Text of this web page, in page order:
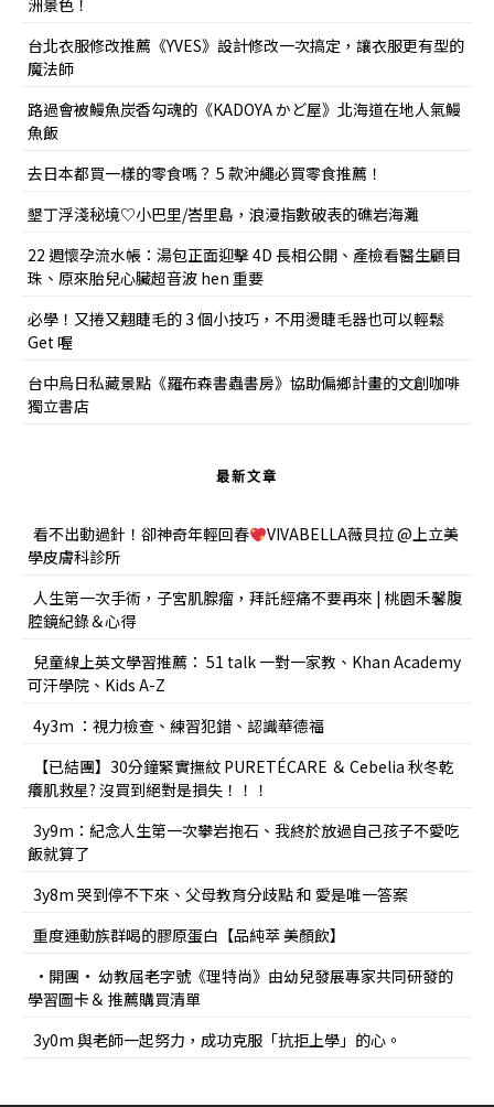
洲景色！
台北衣服修改推薦《YVES》設計修改一次搞定，讓衣服更有型的
魔法師
路過會被鰻魚炭香勾魂的《KADOYA かど屋》北海道在地人氣鰻
魚飯
去日本都買一樣的零食嗎？ 5 款沖繩必買零食推薦！
墾丁浮淺秘境♡小巴里/峇里島，浪漫指數破表的礁岩海灘
22 週懷孕流水帳：湯包正面迎擊 4D 長相公開、產檢看醫生顧目
珠、原來胎兒心臟超音波 hen 重要
必學！又捲又翹睫毛的 3 個小技巧，不用燙睫毛器也可以輕鬆
Get 喔
台中烏日私藏景點《羅布森書蟲書房》協助偏鄉計畫的文創咖啡
獨立書店
最新文章
看不出動過針！卻神奇年輕回春
VIVABELLA薇貝拉 @上立美
學皮膚科診所
人生第一次手術，子宮肌腺瘤，拜託經痛不要再來 | 桃園禾馨腹
腔鏡紀錄＆心得
兒童線上英文學習推薦： 51 talk 一對一家教、Khan Academy
可汗學院、Kids A-Z
4y3m ：視力檢查、練習犯錯、認識華德福
【已結團】30分鐘緊實撫紋 PURETÉCARE ＆ Cebelia 秋冬乾
癢肌救星? 沒買到絕對是損失！！！
3y9m：紀念人生第一次攀岩抱石、我終於放過自己孩子不愛吃
飯就算了
3y8m 哭到停不下來、父母教育分歧點 和 愛是唯一答案
重度運動族群喝的膠原蛋白【品純萃 美顏飲】
•開團• 幼教屆老字號《理特尚》由幼兒發展專家共同研發的
學習圖卡＆ 推薦購買清單
3y0m 與老師一起努力，成功克服「抗拒上學」的心。